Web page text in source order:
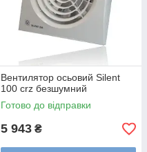
Вентилятор осьовий Silent
100 crz безшумний
Готово до відправки
5 943 ₴